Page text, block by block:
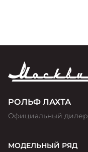
РОЛЬФ ЛАХТА
Официальный дилер
МОДЕЛЬНЫЙ РЯД